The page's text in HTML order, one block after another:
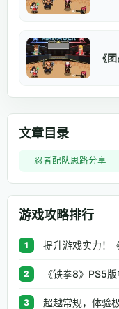
《
文章目录
忍者配队思路分享
游戏攻略排行
1
2 《铁拳8》PS5
3